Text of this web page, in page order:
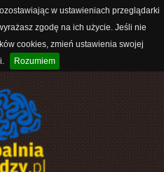
w ustawieniach przeglądarki
zgodę na ich użycie. Jeśli nie
cookies, zmień ustawienia swojej
Rozumiem